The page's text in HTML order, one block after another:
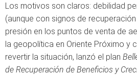
Los motivos son claros: debilidad
(aunque con signos de
presión en los puntos de venta de
la geopolítica en Oriente Próximo y
revertir la situación, lanzó el plan
de Recuperación de Beneficios y